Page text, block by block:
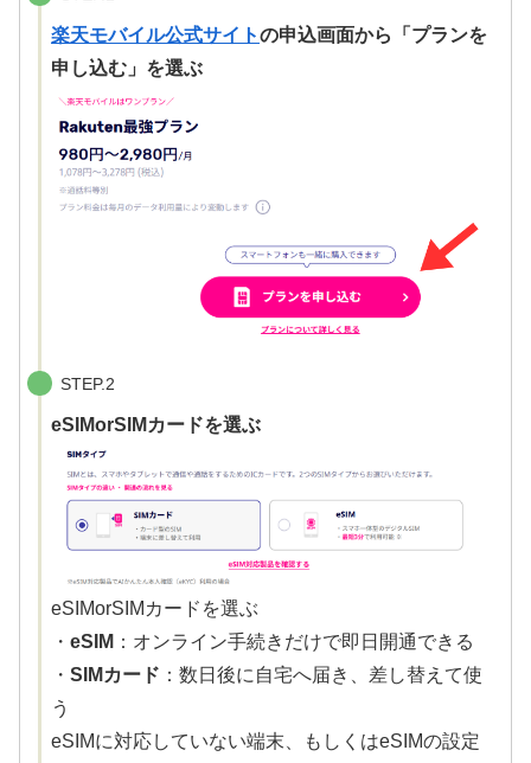
楽天モバイル公式サイトの申込画面から「プランを
申し込む」を選ぶ
STEP.2
eSIMorSIMカードを選ぶ
eSIMorSIMカードを選ぶ
・ eSIM ：オンライン手続きだけで即日開通できる
・ SIMカード ：数日後に自宅へ届き、差し替えて使
う
eSIMに対応していない端末、もしくはeSIMの設定